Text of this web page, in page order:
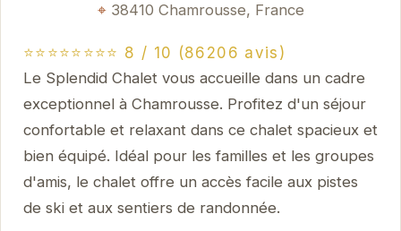
38410 Chamrousse, France
⭐⭐⭐⭐⭐⭐⭐⭐ 8 / 10 (86206 avis)
Le Splendid Chalet vous accueille dans un cadre
exceptionnel à Chamrousse. Profitez d'un séjour
confortable et relaxant dans ce chalet spacieux et
bien équipé. Idéal pour les familles et les groupes
d'amis, le chalet offre un accès facile aux pistes
de ski et aux sentiers de randonnée.